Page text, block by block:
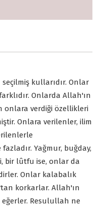
kullarıdır. Onlar
Onlarda Allah'ın
onlara verdiği özellikleri
Onlara verilenler, ilim
Yağmur, buğday,
bir lûtfu ise, onlar da
Onlar kalabalık
korkarlar. Allah'ın
Resulullah ne